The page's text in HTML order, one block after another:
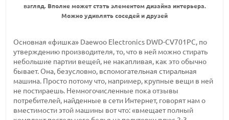
взгляд. Вполне может стать элементом дизайна интерьера.
Можно удивлять соседей и друзей
Основная «фишка» Daewoo Electronics DWD-CV701PC, по
утверждению производителя, то, что в ней можно стирать
небольшие партии вещей, не накапливая, как это обычно
бывает. Она, безусловно, вспомогательная стиральная
машина. Просто потому что, например, крупные вещи в ней
не постираешь. Немногочисленные пока отзывы
потребителей, найденные в сети Интернет, говорят нам о
вместимости этой машины вот что: «вмещает полный